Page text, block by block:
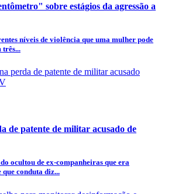
sobre estágios da agressão a
níveis de violência que uma mulher pode
três...
de patente de militar acusado de
ocultou de ex-companheiras que era
que conduta diz...